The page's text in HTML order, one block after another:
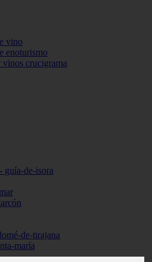
vino
enoturismo
vinos crucigrama
guía-de-isora
de-tirajana
maría